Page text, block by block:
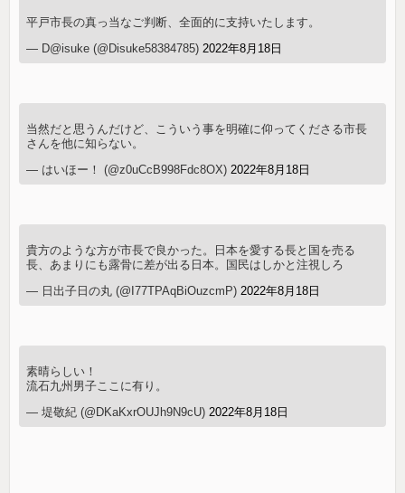
平戸市長の真っ当なご判断、全面的に支持いたします。
— D@isuke (@Disuke58384785)2022年8月18日
当然だと思うんだけど、こういう事を明確に仰ってくださる市長
さんを他に知らない。
— はいほー！ (@z0uCcB998Fdc8OX)2022年8月18日
貴方のような方が市長で良かった。日本を愛する長と国を売る
長、あまりにも露骨に差が出る日本。国民はしかと注視しろ
— 日出子日の丸 (@I77TPAqBiOuzcmP)2022年8月18日
素晴らしい！
流石九州男子ここに有り。
— 堤敬紀 (@DKaKxrOUJh9N9cU)2022年8月18日